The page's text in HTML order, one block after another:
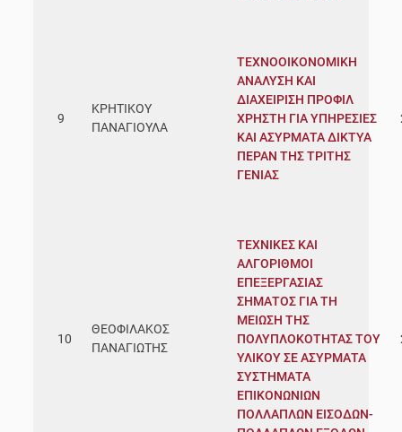
9
ΚΡΗΤΙΚΟΥ
ΠΑΝΑΓΙΟΥΛΑ
ΤΕΧΝΟΟΙΚΟΝΟΜΙΚΗ
ΑΝΑΛΥΣΗ ΚΑΙ
ΔΙΑΧΕΙΡΙΣΗ ΠΡΟΦΙΛ
ΧΡΗΣΤΗ ΓΙΑ ΥΠΗΡΕΣΙΕΣ
ΚΑΙ ΑΣΥΡΜΑΤΑ ΔΙΚΤΥΑ
ΠΕΡΑΝ ΤΗΣ ΤΡΙΤΗΣ
ΓΕΝΙΑΣ
10
ΘΕΟΦΙΛΑΚΟΣ
ΠΑΝΑΓΙΩΤΗΣ
ΤΕΧΝΙΚΕΣ ΚΑΙ
ΑΛΓΟΡΙΘΜΟΙ
ΕΠΕΞΕΡΓΑΣΙΑΣ
ΣΗΜΑΤΟΣ ΓΙΑ ΤΗ
ΜΕΙΩΣΗ ΤΗΣ
ΠΟΛΥΠΛΟΚΟΤΗΤΑΣ ΤΟΥ
ΥΛΙΚΟΥ ΣΕ ΑΣΥΡΜΑΤΑ
ΣΥΣΤΗΜΑΤΑ
ΕΠΙΚΟΝΩΝΙΩΝ
ΠΟΛΛΑΠΛΩΝ ΕΙΣΟΔΩΝ-